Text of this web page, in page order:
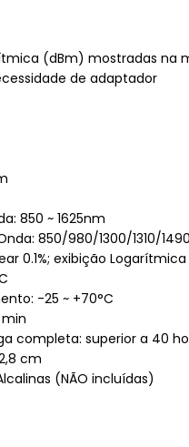
(dBm) mostradas na
de adaptador
850 ~ 1625nm
850/980/1300/1310/
0.1%; exibição Logarítmica
-25 ~ +70°C
completa: superior a 40
cm
(NÃO incluídas)